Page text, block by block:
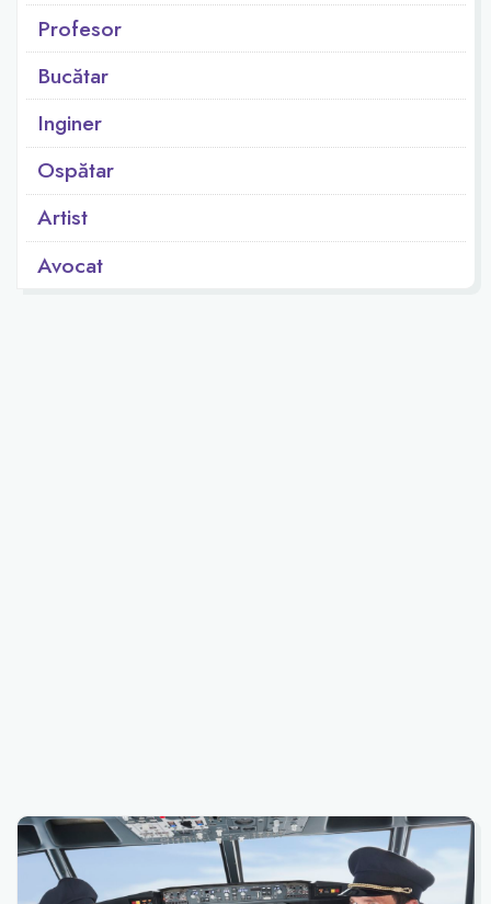
Profesor
Bucătar
Inginer
Ospătar
Artist
Avocat